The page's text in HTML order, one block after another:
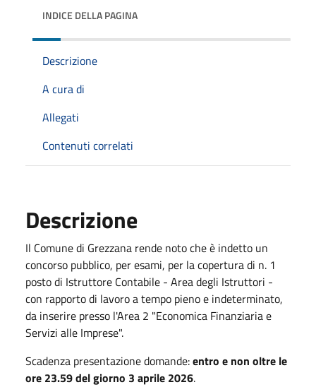
INDICE DELLA PAGINA
Descrizione
A cura di
Allegati
Contenuti correlati
Descrizione
Il Comune di Grezzana rende noto che è indetto un
concorso pubblico, per esami, per la copertura di n. 1
posto di Istruttore Contabile - Area degli Istruttori -
con rapporto di lavoro a tempo pieno e indeterminato,
da inserire presso l'Area 2 "Economica Finanziaria e
Servizi alle Imprese".
Scadenza presentazione domande:entro e non oltre le
ore 23.59 del giorno 3 aprile 2026.